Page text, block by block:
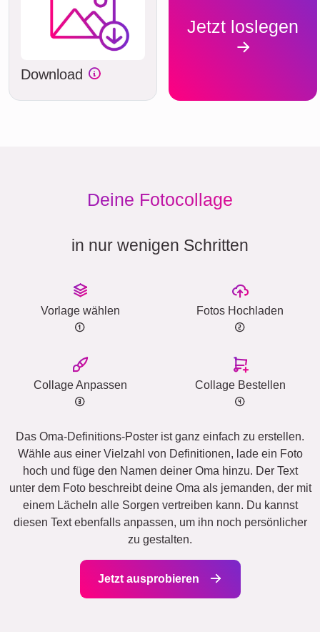
Download
Jetzt loslegen
Deine Fotocollage
in nur wenigen Schritten
Vorlage wählen Fotos Hochladen
Collage Anpassen Collage Bestellen
Das Oma-Definitions-Poster ist ganz einfach zu erstellen.
Wähle aus einer Vielzahl von Definitionen, lade ein Foto
hoch und füge den Namen deiner Oma hinzu. Der Text
unter dem Foto beschreibt deine Oma als jemanden, der mit
einem Lächeln alle Sorgen vertreiben kann. Du kannst
diesen Text ebenfalls anpassen, um ihn noch persönlicher
zu gestalten.
Jetzt ausprobieren